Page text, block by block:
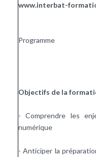
www.interbat-
Programme
Objectifs de la
- Comprendre les
numérique
- Anticiper la